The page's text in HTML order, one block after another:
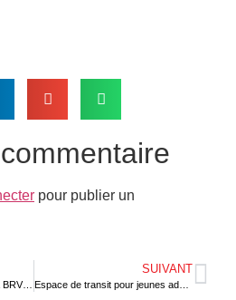
pour publier un
Marché financier régional : la BRVM partage l’expérience de l’UEMOA avec les pays baltiques
SUIVANT
Espace de transit pour jeunes adolescents en situation de rue : un nouveau centre d’accueil opérationnel dans la région des Plateaux